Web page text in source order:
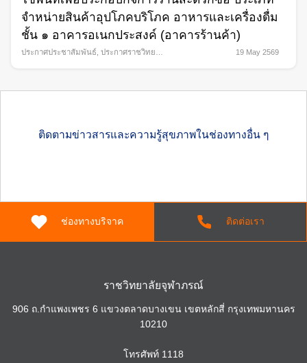
จำหน่ายสินค้าอุปโภคบริโภค อาหารและเครื่องดื่ม
ชั้น ๑ อาคารอเนกประสงค์ (อาคารร้านค้า)
ประกาศประชาสัมพันธ์ ประกาศราชวิทยา
19 May 2569
ติดตามข่าวสารและความรู้สุขภาพในช่องทางอื่น ๆ
ช่องทางบริจาค ติดต่อเรา
ราชวิทยาลัยจุฬาภรณ์
906 ถ.กำแพงเพชร 6 แขวงตลาดบางเขน เขตหลักสี่ กรุงเทพมหานคร
10210
โทรศัพท์ 1118